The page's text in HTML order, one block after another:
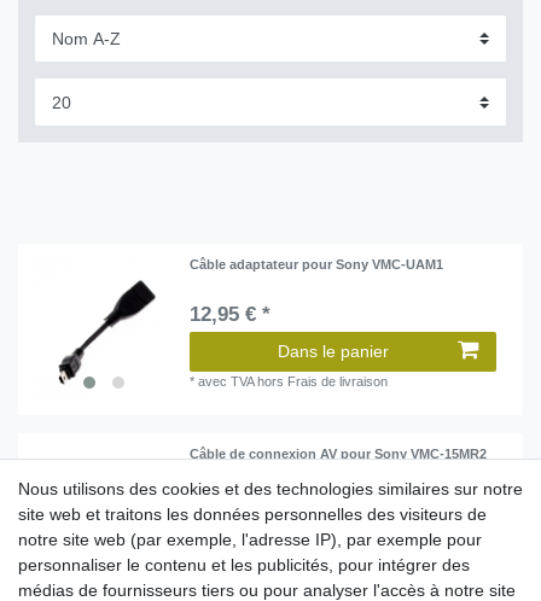
Câble adaptateur pour Sony VMC-UAM1
12,95 € *
Dans le panier
*avec TVAhors Frais de livraison
Câble de connexion AV pour Sony VMC-15MR2
16,95 € *
Dans le panier
*avec TVA horsFrais de livraison
Nous utilisons des cookies et des technologies similaires sur notre
site web et traitons les données personnelles des visiteurs de
notre site web (par exemple, l'adresse IP), par exemple pour
personnaliser le contenu et les publicités, pour intégrer des
médias de fournisseurs tiers ou pour analyser l'accès à notre site